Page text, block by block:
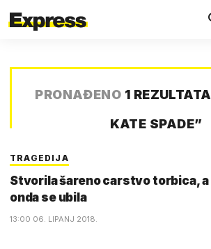
PRONAĐENO 1 REZULTATA
KATE SPADE”
TRAGEDIJA
Stvorila šareno carstvo torbica, a
onda se ubila
13:00 06. LIPANJ 2018.